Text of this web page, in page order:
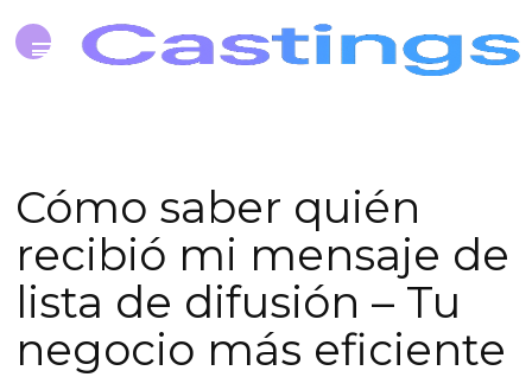
Cómo saber quién
recibió mi mensaje de
lista de difusión – Tu
negocio más eficiente